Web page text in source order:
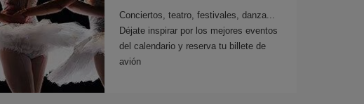
Conciertos, teatro, festivales, danza...
Déjate inspirar por los mejores eventos
del calendario y reserva tu billete de
avión